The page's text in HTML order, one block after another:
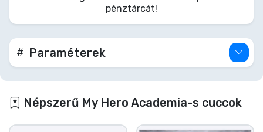
elszántsággal legyenek védve, ahogy Deku menti
meg a napot. Szerezd meg a tiédet, és engedd
szabadjára belső hősödet!
pénztárcát!
Paraméterek
Népszerű My Hero Academia-s cuccok